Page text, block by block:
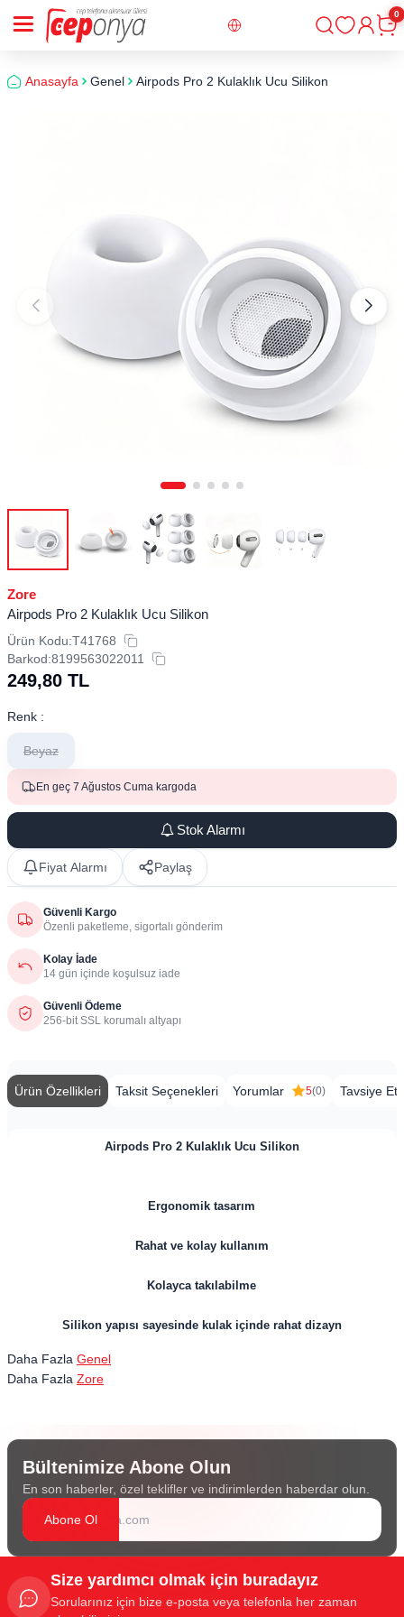
Giriş
0
Anasayfa Genel Airpods Pro 2 Kulaklık Ucu Silikon
Zore
Airpods Pro 2 Kulaklık Ucu Silikon
Ürün Kodu:T41768
Barkod:8199563022011
249,80 TL
Renk :
Beyaz
En geç 7 Ağustos Cuma kargoda
Stok Alarmı
Fiyat Alarmı Paylaş
Güvenli Kargo
Özenli paketleme, sigortalı gönderim
Kolay İade
14 gün içinde koşulsuz iade
Güvenli Ödeme
256-bit SSL korumalı altyapı
Ürün Özellikleri Taksit Seçenekleri Yorumlar 5(0) Tavsiye Et
Airpods Pro 2 Kulaklık Ucu Silikon
Ergonomik tasarım
Rahat ve kolay kullanım
Kolayca takılabilme
Silikon yapısı sayesinde kulak içinde rahat dizayn
Daha Fazla Genel
Daha Fazla Zore
Bültenimize Abone Olun
En son haberler, özel teklifler ve indirimlerden haberdar olun.
Abone Ol
Size yardımcı olmak için buradayız
Sorularınız için bize e-posta veya telefonla her zaman